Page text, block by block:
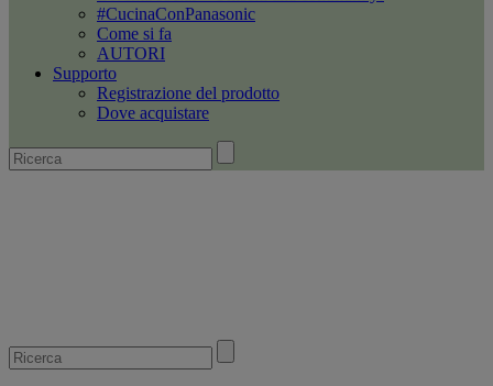
#CucinaConPanasonic
Come si fa
AUTORI
Supporto
Registrazione del prodotto
Dove acquistare